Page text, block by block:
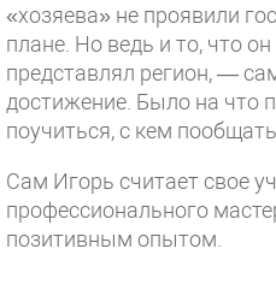
«хозяева» не проявили
плане. Но ведь и то, что
представлял регион, —
достижение. Было на что
поучиться, с кем
Сам Игорь считает свое
профессионального
позитивным опытом.